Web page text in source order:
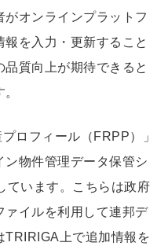
オンラインプラットフ
を入力・更新すること
質向上が期待できると
ロフィール（FRPP）」
ン物件管理データ保管シ
ています。こちらは政府
ァイルを利用して連邦デ
TRIRIGA上で追加情報を